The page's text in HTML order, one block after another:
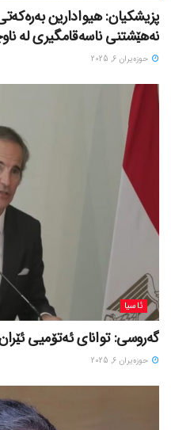
پزیشکیان: هیوادارین
نەهێشتنی ناسەقامگیری لە
حوزه‌یران 6, 2025
ئاسیا
گەروسی: توانای ئەتۆمیی
حوزه‌یران 6, 2025